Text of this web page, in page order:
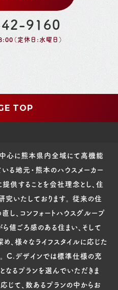
9160
（定休日:水曜日）
TOP
心に熊本県内全域にて高機能
る地元・熊本のハウスメーカー
供することを会社理念とし、住
いたしております。 従来の住
し、コンフォートハウスグループ
値ごろ感のある住まい、そして
、様々なライフスタイルに応じた
C.デザインでは標準仕様の充
なるプランを選んでいただきま
じて、数あるプランの中からお